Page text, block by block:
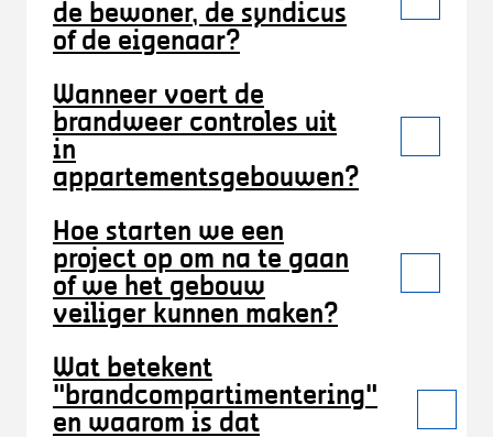
de bewoner, de syndicus
of de eigenaar?
Wanneer voert de
brandweer controles uit
in
appartementsgebouwen?
Hoe starten we een
project op om na te gaan
of we het gebouw
veiliger kunnen maken?
Wat betekent
"brandcompartimentering"
en waarom is dat